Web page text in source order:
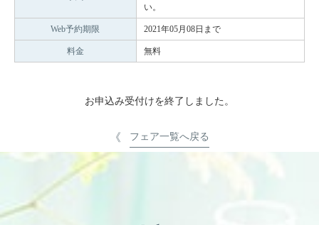
い。
Web予約期限 2021年05月08日まで
料金 無料
お申込み受付けを終了しました。
フェア一覧へ戻る